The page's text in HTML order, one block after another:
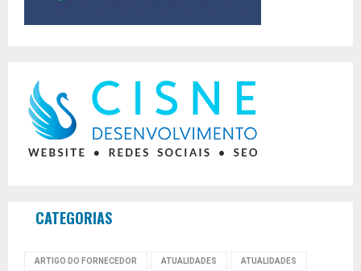
CATEGORIAS
ARTIGO DO FORNECEDOR ATUALIDADES ATUALIDADES